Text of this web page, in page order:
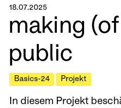
18.07.2025
making (of
public
Basics-24 Projekt
In diesem Projekt